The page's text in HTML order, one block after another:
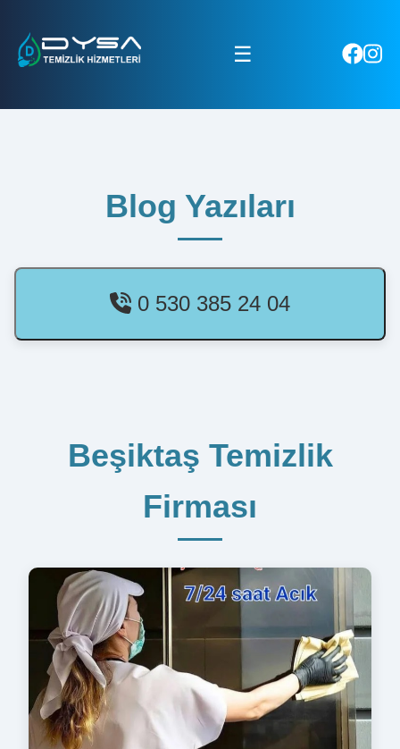
☰
Blog Yazıları
0 530 385 24 04
Beşiktaş Temizlik
Firması